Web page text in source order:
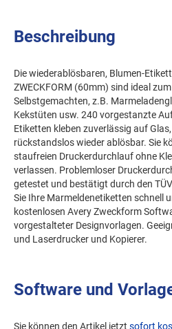
Beschreibung
Die wiederablösbaren, Blumen-
ZWECKFORM (60mm) sind ideal
Selbstgemachten, z.B.
Kekstüten usw. 240 vorgestanzte
Etiketten kleben zuverlässig auf
rückstandslos wieder ablösbar. Sie
staufreien Druckerdurchlauf ohne
verlassen. Problemloser
getestet und bestätigt durch den
Sie Ihre Marmeldenetiketten schnell
kostenlosen Avery Zweckform
vorgestalteter Designvorlagen.
und Laserdrucker und Kopierer.
Software und
Sie können den Artikel jetzt sofort